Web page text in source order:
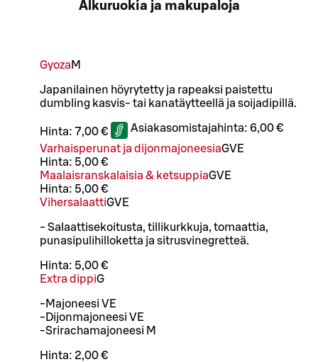
Alkuruokia ja makupaloja
Gyoza M
Japanilainen höyrytetty ja rapeaksi paistettu
dumbling kasvis- tai kanatäytteellä ja soijadipillä.
Hinta: 7,00 € Asiakasomistajahinta: 6,00 €
Varhaisperunat ja dijonmajoneesiaGVE
Hinta: 5,00 €
Maalaisranskalaisia & ketsuppiaGVE
Hinta: 5,00 €
VihersalaattiGVE
- Salaattisekoitusta, tillikurkkuja, tomaattia,
punasipulihilloketta ja sitrusvinegretteä.
Hinta: 5,00 €
Extra dippiG
-Majoneesi VE
-Dijonmajoneesi VE
-Srirachamajoneesi M
Hinta: 2,00 €